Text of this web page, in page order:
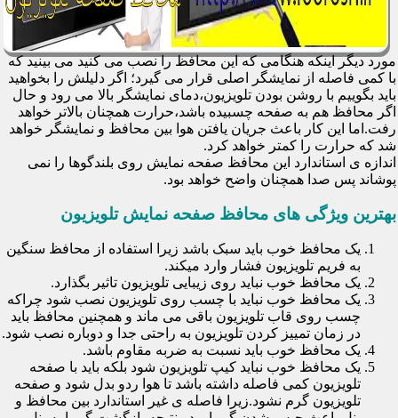
مورد دیگر اینکه هنگامی که این محافظ را نصب می کنید می بینید که
با کمی فاصله از نمایشگر اصلی قرار می گیرد؛ اگر دلیلش را بخواهید
باید بگوییم با روشن بودن تلویزیون،دمای نمایشگر بالا می رود و حال
اگر محافظ هم به صفحه چسبیده باشد،حرارت همچنان بالاتر خواهد
رفت.اما این کار باعث جریان یافتن هوا بین محافظ و نمایشگر خواهد
شد که حرارت را کمتر خواهد کرد.
اندازه ی استاندارد این محافظ صفحه نمایش روی بلندگوها را نمی
پوشاند پس صدا همچنان واضح خواهد بود.
بهترین ویژگی های محافظ صفحه نمایش تلویزیون
یک محافظ خوب باید سبک باشد زیرا استفاده از محافظ سنگین
به فریم تلویزیون فشار وارد میکند.
یک محافظ خوب نباید روی زیبایی تلویزیون تاثیر بگذارد.
یک محافظ خوب نباید با چسب روی تلویزیون نصب شود چراکه
چسب روی قاب تلویزیون باقی می ماند و همچنین محافظ باید
در زمان تمییز کردن تلویزیون به راحتی جدا و دوباره نصب شود.
یک محافظ خوب باید نسبت به ضربه مقاوم باشد.
یک محافظ خوب نباید کیپ تلویزیون شود بلکه باید با صفحه
تلویزیون کمی فاصله داشته باشد تا هوا ردو بدل شود و صفحه
تلویزیون گرم نشود.زیرا فاصله ی غیر استاندارد بین محافظ و